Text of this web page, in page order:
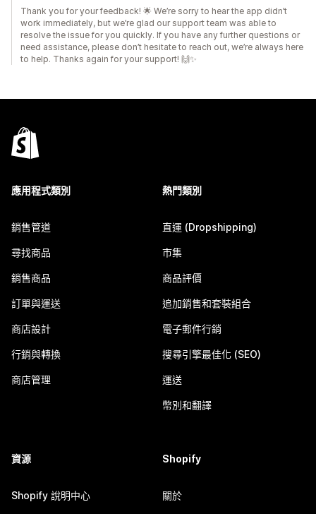
Thank you for your feedback! 🌟 We’re sorry to hear the app didn’t
work immediately, but we’re glad our support team was able to
resolve the issue for you quickly. If you have any further questions or
need assistance, please don’t hesitate to reach out, we’re always here
to help. Thanks again for your support! 🙌✨
應用程式類別
銷售管道
尋找商品
銷售商品
訂單與運送
商店設計
行銷與轉換
商店管理
熱門類別
直運 (Dropshipping)
市集
商品評價
追加銷售和套裝組合
電子郵件行銷
搜尋引擎最佳化 (SEO)
運送
幣別和翻譯
資源
Shopify 說明中心
Shopify
關於